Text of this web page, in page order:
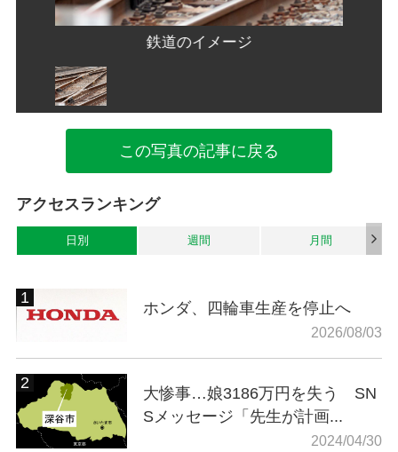
鉄道のイメージ
この写真の記事に戻る
アクセスランキング
日別 週間 月間
ホンダ、四輪車生産を停止へ
2026/08/03
大惨事…娘3186万円を失う SN
Sメッセージ「先生が計画...
2024/04/30